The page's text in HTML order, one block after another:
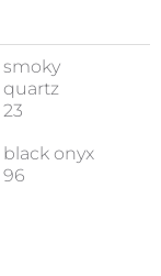
smoky
quartz
23
black onyx
96